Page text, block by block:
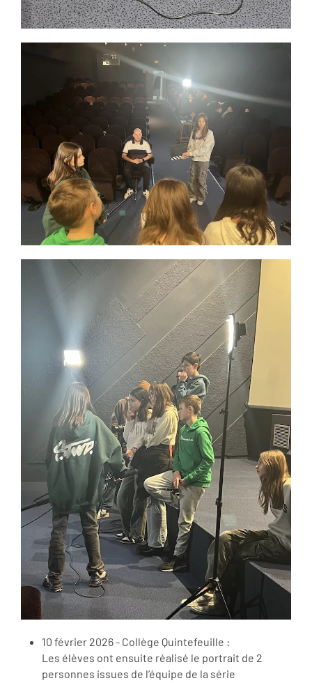
10 février 2026 - Collège Quintefeuille :
Les élèves ont ensuite réalisé le portrait de 2
personnes issues de l’équipe de la série